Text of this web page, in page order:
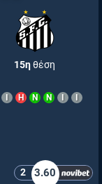
15ηθέση
Ι Η Ν Ν Ι Ι
2 3.60